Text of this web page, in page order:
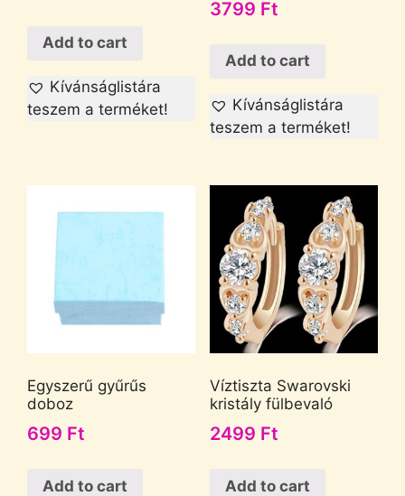
Add to cart
Kívánságlistára
teszem a terméket!
3799 Ft
Add to cart
Kívánságlistára
teszem a terméket!
Egyszerű gyűrűs
doboz
699 Ft
Add to cart
Víztiszta Swarovski
kristály fülbevaló
2499 Ft
Add to cart